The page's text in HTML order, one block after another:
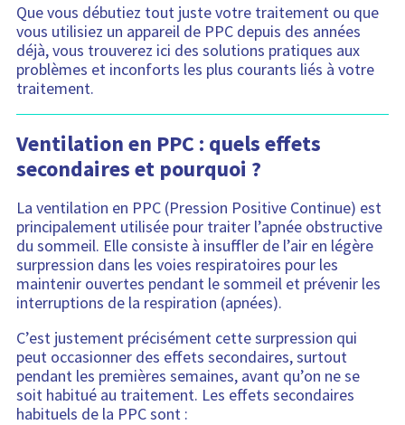
Que vous débutiez tout juste votre traitement ou que
vous utilisiez un appareil de PPC depuis des années
déjà, vous trouverez ici des solutions pratiques aux
problèmes et inconforts les plus courants liés à votre
traitement.
Ventilation en PPC : quels effets
secondaires et pourquoi ?
La ventilation en PPC (Pression Positive Continue) est
principalement utilisée pour traiter l’apnée obstructive
du sommeil. Elle consiste à insuffler de l’air en légère
surpression dans les voies respiratoires pour les
maintenir ouvertes pendant le sommeil et prévenir les
interruptions de la respiration (apnées).
C’est justement précisément cette surpression qui
peut occasionner des effets secondaires, surtout
pendant les premières semaines, avant qu’on ne se
soit habitué au traitement. Les effets secondaires
habituels de la PPC sont :